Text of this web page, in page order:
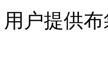
用户提供